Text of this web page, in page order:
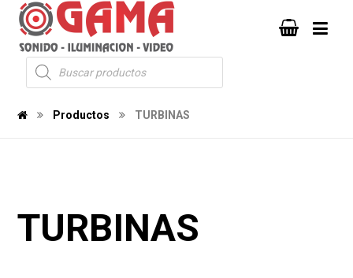
Productos TURBINAS
TURBINAS